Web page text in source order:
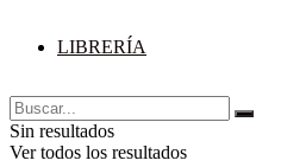
LIBRERÍA
Sin resultados
Ver todos los resultados